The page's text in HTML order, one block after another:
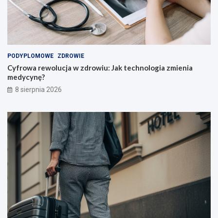
z
n
n
a
u
c
c
i
e
i
!
w
i
PODYPLOMOWE ZDROWIE
Cyfrowa rewolucja w zdrowiu: Jak technologia zmienia
medycynę?
8 sierpnia 2026